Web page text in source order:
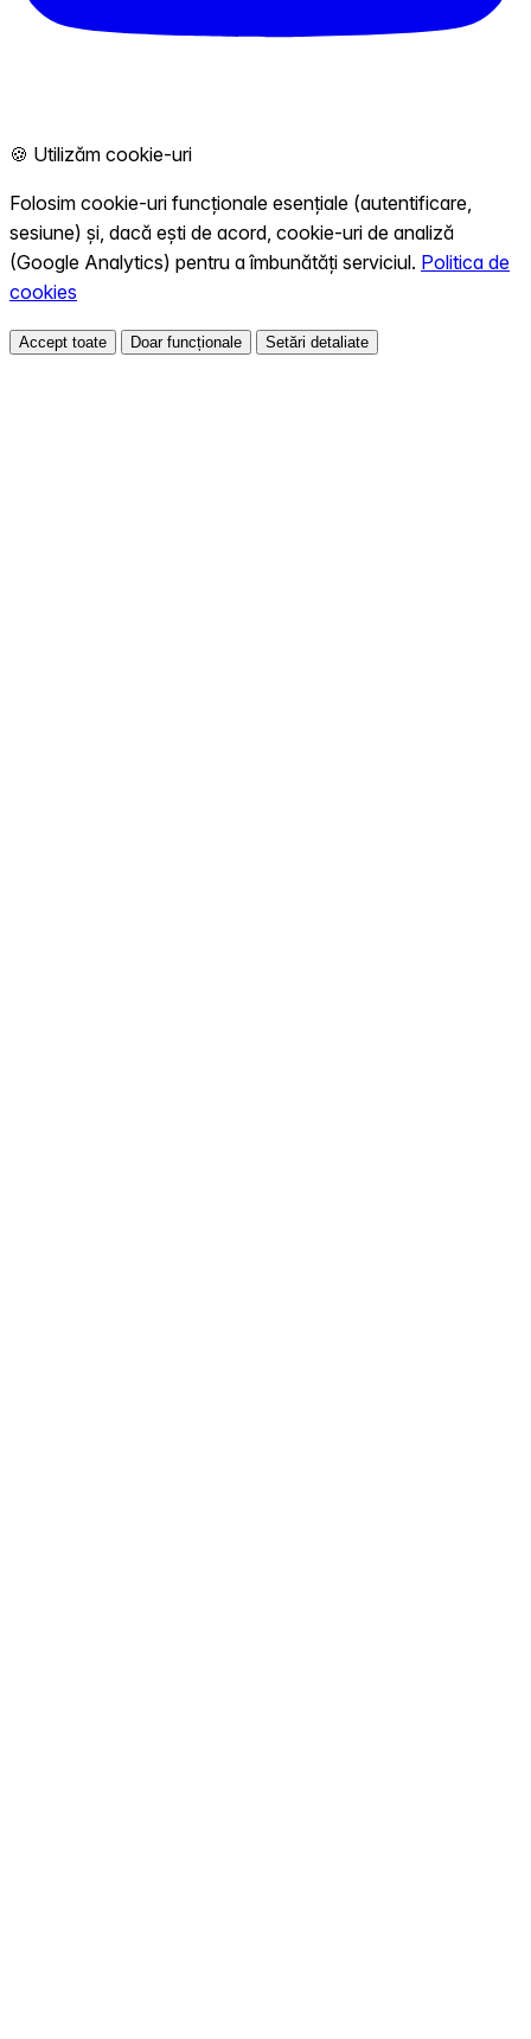
🍪 Utilizăm cookie-uri
Folosim cookie-uri funcționale esențiale (autentificare,
sesiune) și, dacă ești de acord, cookie-uri de analiză
(Google Analytics) pentru a îmbunătăți serviciul. Politica de
cookies
Accept toate Doar funcționale Setări detaliate